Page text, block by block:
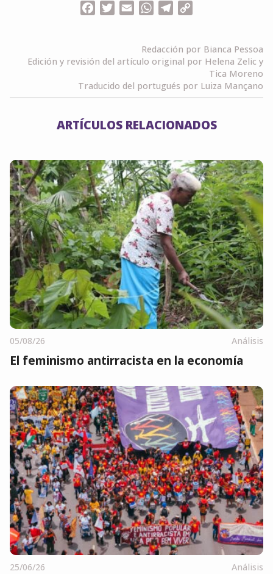
FacebookTwitterEmailWhatsApp
Telegram
Redacción por Bianca Pessoa
Edición y revisión del artículo original por Helena Zelic y
Tica Moreno
Traducido del portugués por Luiza Mançano
ARTÍCULOS RELACIONADOS
05/08/26 Análisis
El feminismo antirracista en la economía
25/06/26 Análisis